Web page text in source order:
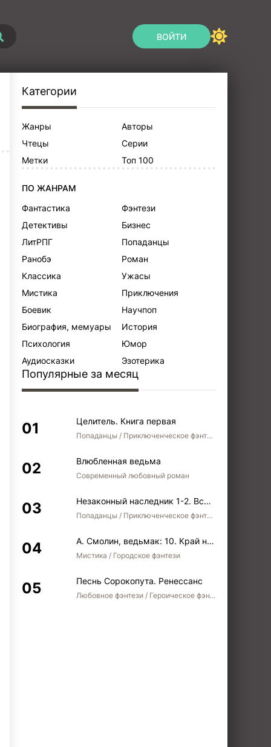
ВОЙТИ
Категории
Жанры
Авторы
Чтецы
Серии
Метки
Топ 100
ПО ЖАНРАМ
Фантастика
Фэнтези
Детективы
Бизнес
ЛитРПГ
Попаданцы
Ранобэ
Роман
Классика
Ужасы
Мистика
Приключения
Боевик
Научпоп
Биография, мемуары
История
Психология
Юмор
Аудиосказки
Эзотерика
Популярные за месяц
Целитель. Книга первая
Попаданцы / Приключенческое фэнтези / Боевое фэнтези
Влюбленная ведьма
Современный любовный роман
Незаконный наследник 1-2. Вспомнить, кем был. Стать собой. Остаться собой
Попаданцы / Приключенческое фэнтези / Боевое фэнтези / Юмористическое фэнтези
А. Смолин, ведьмак: 10. Край неба
Мистика / Городское фэнтези
Песнь Сорокопута. Ренессанс
Любовное фэнтези / Героическое фэнтези